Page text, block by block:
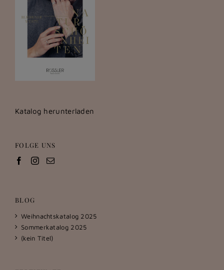
Katalog herunterladen
FOLGE UNS
BLOG
Weihnachtskatalog 2025
Sommerkatalog 2025
(kein Titel)